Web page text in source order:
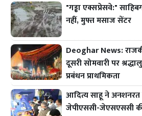
"गड्ढा एक्सप्रेसवे:"
नहीं, मुफ्त मसाज सेंटर
Deoghar News:
दूसरी सोमवारी पर
प्रबंधन प्राथमिकता
आदित्य साहू ने अनशनरत
जेपीएससी-जेएसएससी